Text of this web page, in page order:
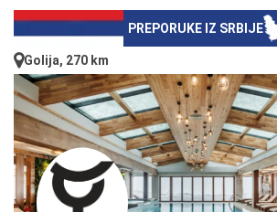
PREPORUKE IZ SRBIJE
Golija, 270 km